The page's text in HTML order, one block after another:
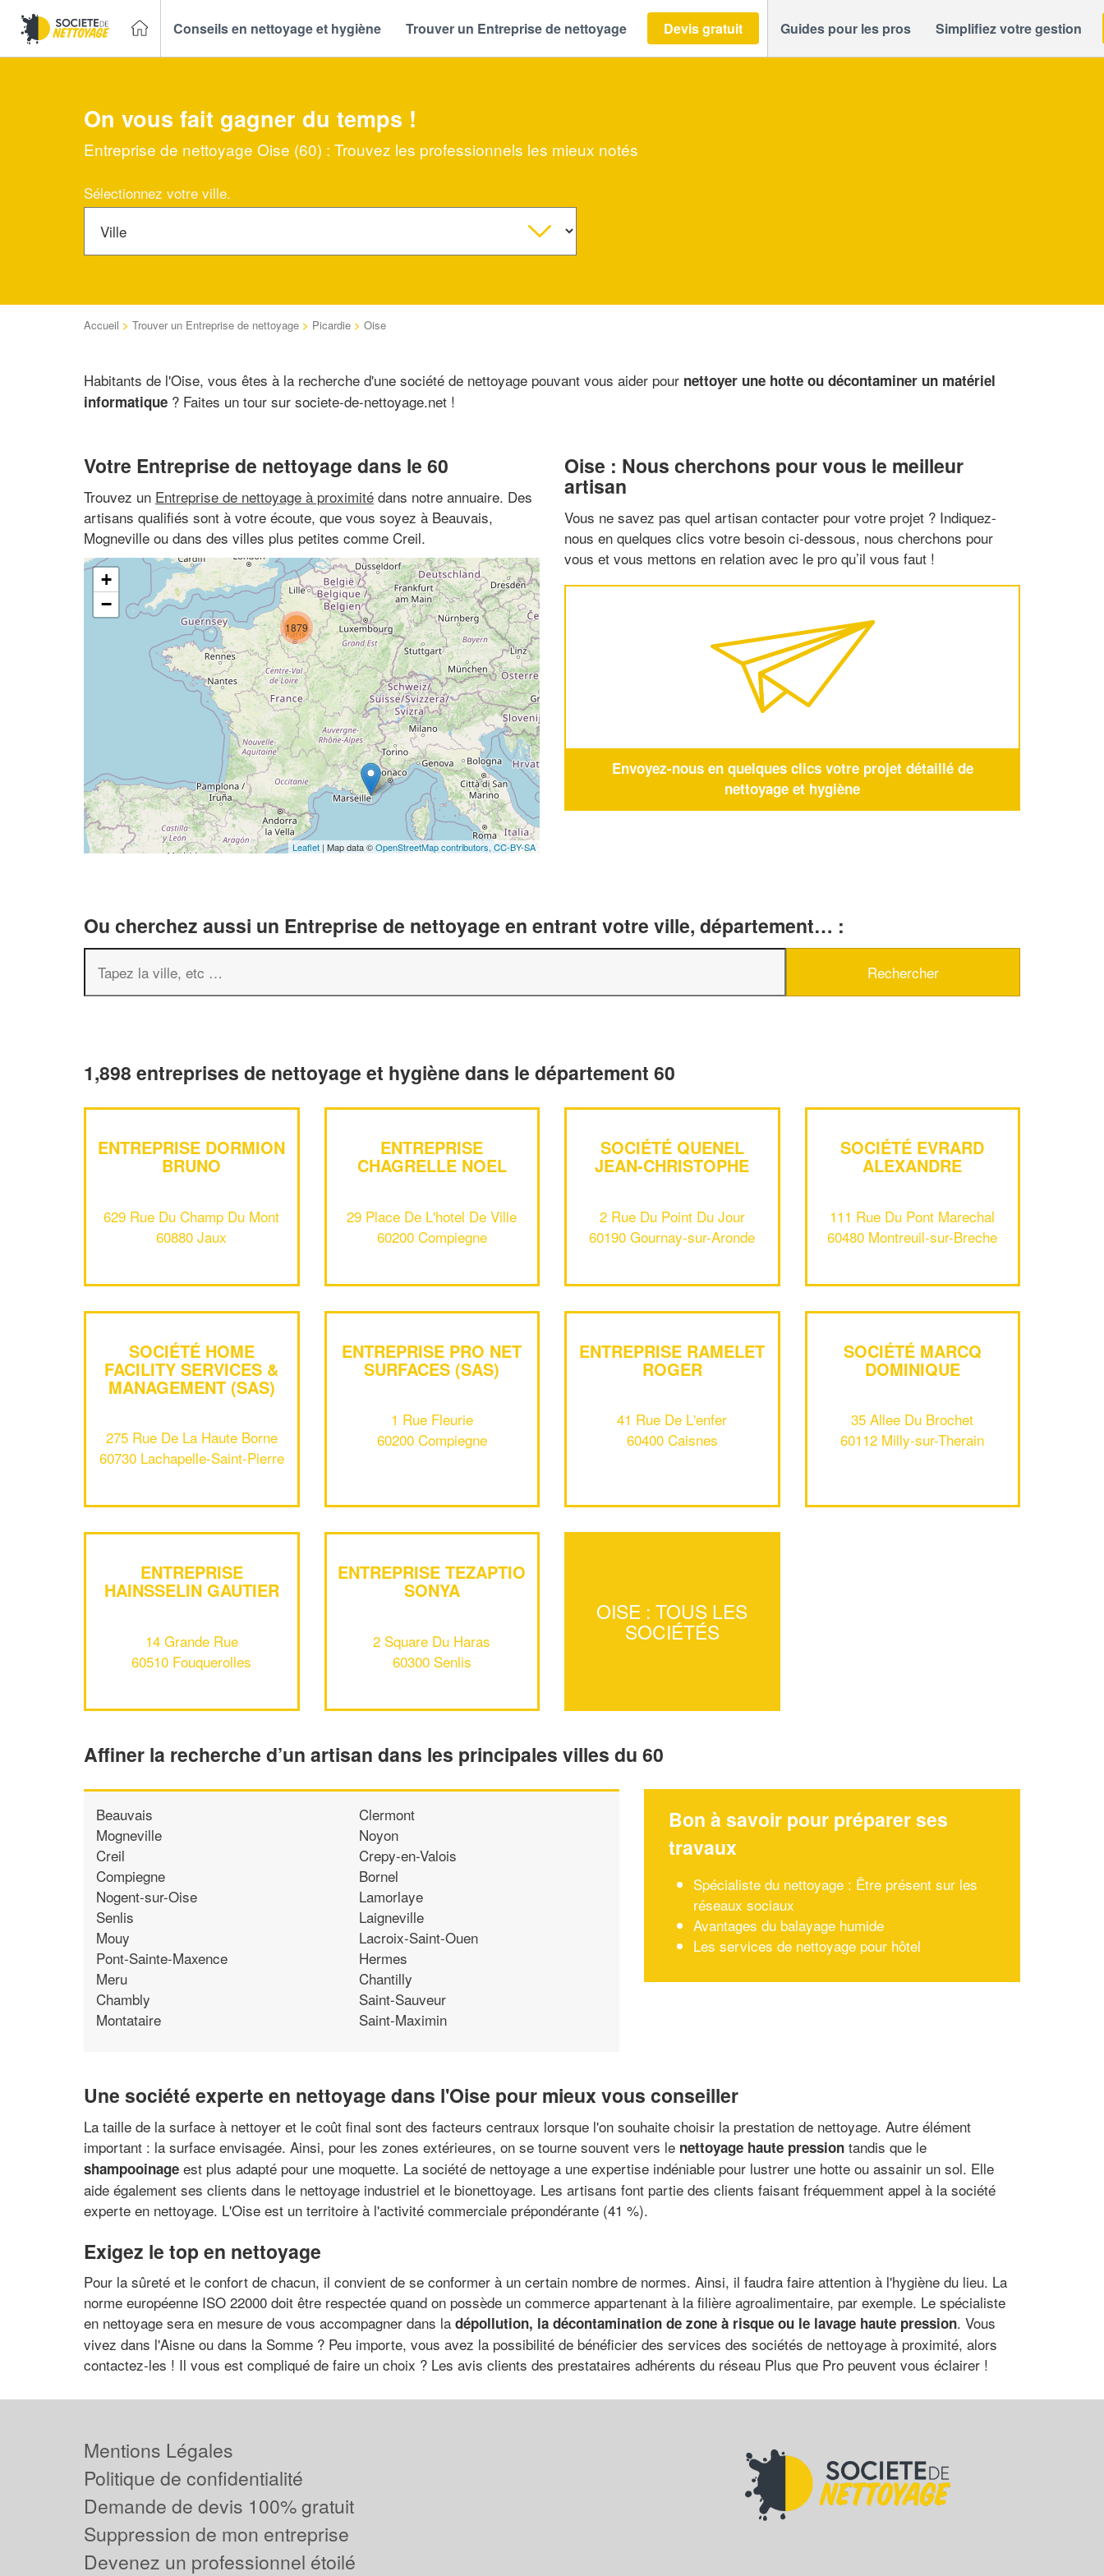
Conseils en nettoyage et hygiène Trouver un Entreprise de nettoyage Devis gratuit Guides pour les pros Simplifiez votre gestion
On vous fait gagner du temps !
Entreprise de nettoyage Oise (60) : Trouvez les professionnels les mieux notés
Sélectionnez votre ville.
Accueil > Trouver un Entreprise de nettoyage > Picardie > Oise
Habitants de l'Oise, vous êtes à la recherche d'une société de nettoyage pouvant vous aider pour nettoyer une hotte ou décontaminer un matériel
informatique ? Faites un tour sur societe-de-nettoyage.net !
Votre Entreprise de nettoyage dans le 60
Trouvez un Entreprise de nettoyage à proximité dans notre annuaire. Des
artisans qualifiés sont à votre écoute, que vous soyez à Beauvais,
Mogneville ou dans des villes plus petites comme Creil.
1879
+
−
Leaflet | Map data ©OpenStreetMap contributors, CC-BY-SA
Oise : Nous cherchons pour vous le meilleur
artisan
Vous ne savez pas quel artisan contacter pour votre projet ? Indiquez-
nous en quelques clics votre besoin ci-dessous, nous cherchons pour
vous et vous mettons en relation avec le pro qu’il vous faut !
Envoyez-nous en quelques clics votre projet détaillé de
nettoyage et hygiène
Ou cherchez aussi un Entreprise de nettoyage en entrant votre ville, département… :
1,898 entreprises de nettoyage et hygiène dans le département 60
ENTREPRISE DORMION
BRUNO
629 Rue Du Champ Du Mont
60880 Jaux
ENTREPRISE
CHAGRELLE NOEL
29 Place De L'hotel De Ville
60200 Compiegne
SOCIÉTÉ QUENEL
JEAN-CHRISTOPHE
2 Rue Du Point Du Jour
60190 Gournay-sur-Aronde
SOCIÉTÉ EVRARD
ALEXANDRE
111 Rue Du Pont Marechal
60480 Montreuil-sur-Breche
SOCIÉTÉ HOME
FACILITY SERVICES &
MANAGEMENT (SAS)
275 Rue De La Haute Borne
60730 Lachapelle-Saint-Pierre
ENTREPRISE PRO NET
SURFACES (SAS)
1 Rue Fleurie
60200 Compiegne
ENTREPRISE RAMELET
ROGER
41 Rue De L'enfer
60400 Caisnes
SOCIÉTÉ MARCQ
DOMINIQUE
35 Allee Du Brochet
60112 Milly-sur-Therain
ENTREPRISE
HAINSSELIN GAUTIER
14 Grande Rue
60510 Fouquerolles
ENTREPRISE TEZAPTIO
SONYA
2 Square Du Haras
60300 Senlis
OISE : TOUS LES
SOCIÉTÉS
Affiner la recherche d’un artisan dans les principales villes du 60
Beauvais
Mogneville
Creil
Compiegne
Nogent-sur-Oise
Senlis
Mouy
Pont-Sainte-Maxence
Meru
Chambly
Montataire
Clermont
Noyon
Crepy-en-Valois
Bornel
Lamorlaye
Laigneville
Lacroix-Saint-Ouen
Hermes
Chantilly
Saint-Sauveur
Saint-Maximin
Bon à savoir pour préparer ses
travaux
Spécialiste du nettoyage : Être présent sur les
réseaux sociaux
Avantages du balayage humide
Les services de nettoyage pour hôtel
Une société experte en nettoyage dans l'Oise pour mieux vous conseiller
La taille de la surface à nettoyer et le coût final sont des facteurs centraux lorsque l'on souhaite choisir la prestation de nettoyage. Autre élément
important : la surface envisagée. Ainsi, pour les zones extérieures, on se tourne souvent vers le nettoyage haute pression tandis que le
shampooinage est plus adapté pour une moquette. La société de nettoyage a une expertise indéniable pour lustrer une hotte ou assainir un sol. Elle
aide également ses clients dans le nettoyage industriel et le bionettoyage. Les artisans font partie des clients faisant fréquemment appel à la société
experte en nettoyage. L'Oise est un territoire à l'activité commerciale prépondérante (41 %).
Exigez le top en nettoyage
Pour la sûreté et le confort de chacun, il convient de se conformer à un certain nombre de normes. Ainsi, il faudra faire attention à l'hygiène du lieu. La
norme européenne ISO 22000 doit être respectée quand on possède un commerce appartenant à la filière agroalimentaire, par exemple. Le spécialiste
en nettoyage sera en mesure de vous accompagner dans la dépollution, la décontamination de zone à risque ou le lavage haute pression. Vous
vivez dans l'Aisne ou dans la Somme ? Peu importe, vous avez la possibilité de bénéficier des services des sociétés de nettoyage à proximité, alors
contactez-les ! Il vous est compliqué de faire un choix ? Les avis clients des prestataires adhérents du réseau Plus que Pro peuvent vous éclairer !
Vous êtes un
Augmentez votrechiffre d'affaires
vosmargestout en gagnant de
nouveaux clients!
En savoir plus
Mentions Légales
Politique de confidentialité
Demande de devis 100% gratuit
Suppression de mon entreprise
Devenez un professionnel étoilé